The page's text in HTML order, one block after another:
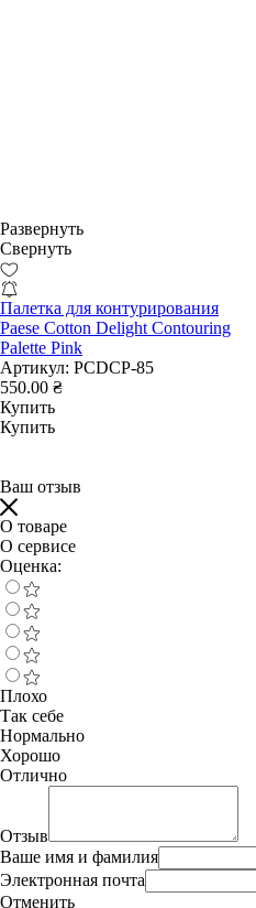
Развернуть
Свернуть
Палетка для контурирования
Paese Cotton Delight Contouring
Palette Pink
Артикул: PCDCP-85
550.00 ₴
Купить
Купить
Ваш отзыв
О товаре
О сервисе
Оценка:
Плохо
Так себе
Нормально
Хорошо
Отлично
Отзыв
Ваше имя и фамилия
Электронная почта
Отменить